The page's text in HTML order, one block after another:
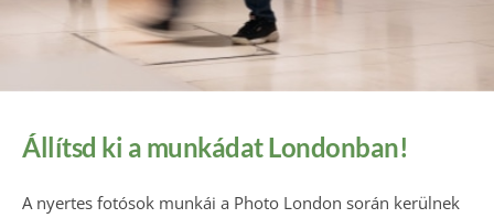
Állítsd ki a munkádat Londonban!
A nyertes fotósok munkái a Photo London során kerülnek